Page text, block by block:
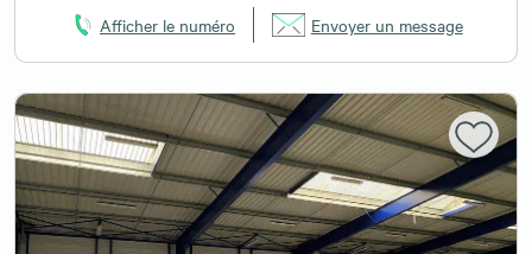
Afficher le numéro Envoyer un message